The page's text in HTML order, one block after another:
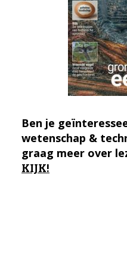
Ben je
wetenschap &
graag meer over
KIJK!